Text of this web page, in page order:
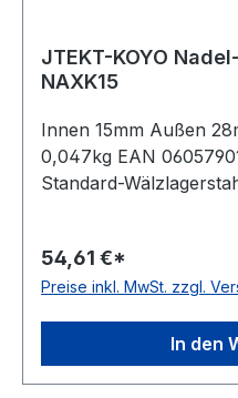
JTEKT-KOYO
NAXK15
Innen 15mm Außen
0,047kg EAN
Standard-
Toleranzklasse
ABEC 1
54,61 €*
Preise inkl. MwSt. zzgl.
In den